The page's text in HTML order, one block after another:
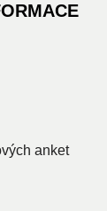
anket